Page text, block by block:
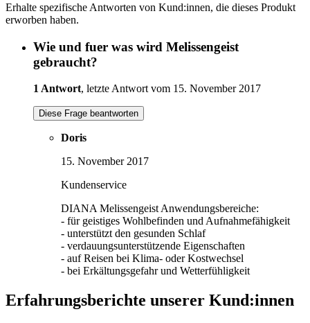
Erhalte spezifische Antworten von Kund:innen, die dieses Produkt
erworben haben.
Wie und fuer was wird Melissengeist
gebraucht?
1 Antwort, letzte Antwort vom 15. November 2017
Diese Frage beantworten
Doris
15. November 2017
Kundenservice
DIANA Melissengeist Anwendungsbereiche:
- für geistiges Wohlbefinden und Aufnahmefähigkeit
- unterstützt den gesunden Schlaf
- verdauungsunterstützende Eigenschaften
- auf Reisen bei Klima- oder Kostwechsel
- bei Erkältungsgefahr und Wetterfühligkeit
Erfahrungsberichte unserer Kund:innen